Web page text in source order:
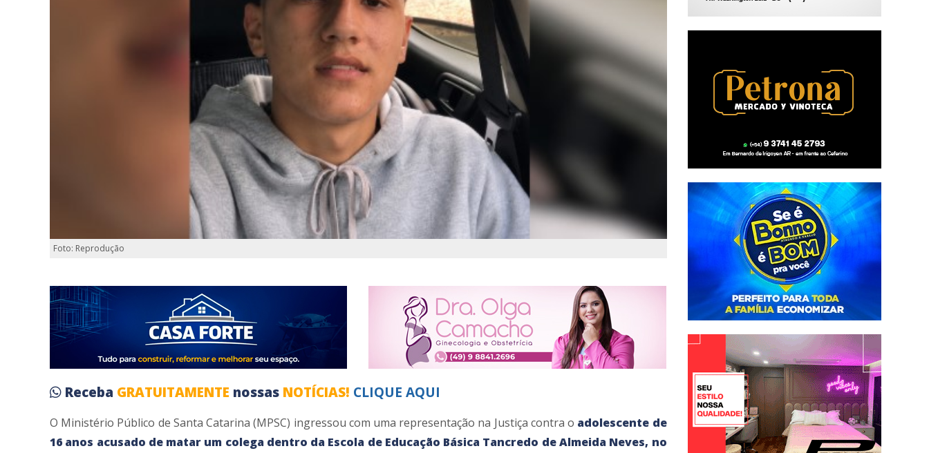
Foto: Reprodução
Receba GRATUITAMENTE nossas NOTÍCIAS! CLIQUE AQUI
O Ministério Público de Santa Catarina (MPSC) ingressou com uma representação na Justiça contra o adolescente de
16 anos acusado de matar um colega dentro da Escola de Educação Básica Tancredo de Almeida Neves, no